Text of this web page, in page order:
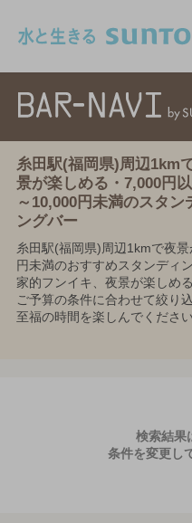
糸田駅(福岡県)周辺1km
景が楽しめる・7,000円
～10,000円未満のスタン
ングバー
糸田駅(福岡県)周辺1kmで夜
円未満のおすすめスタンディ
家的フンイキ、夜景が楽しめ
ご予算の条件に合わせて絞り
至福の時間を楽しんでください
検索結果
条件を変更し